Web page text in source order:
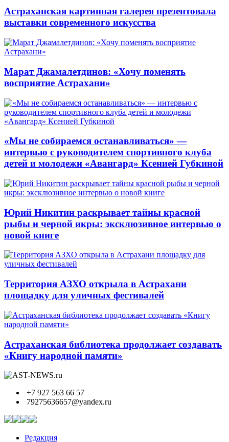
Астраханская картинная галерея презентовала
выставки современного искусства
Марат Джамалетдинов: «Хочу поменять
восприятие Астрахани»
«Мы не собираемся останавливаться» —
интервью с руководителем спортивного клуба
детей и молодежи «Авангард» Ксенией Губкиной
Юрий Никитин раскрывает тайны красной
рыбы и черной икры: эксклюзивное интервью о
новой книге
Территория АЗХО открыла в Астрахани
площадку для уличных фестивалей
Астраханская библиотека продолжает создавать
«Книгу народной памяти»
+7 927 563 66 57
79275636657@yandex.ru
Редакция